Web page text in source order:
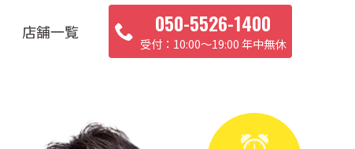
店舗一覧 050-5526-1400
10:00〜19:00 年中無休